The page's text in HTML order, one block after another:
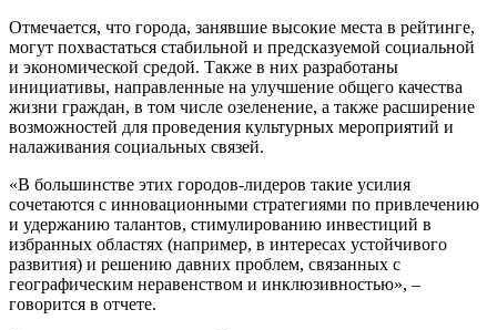
Отмечается, что города, занявшие высокие места в рейтинге,
могут похвастаться стабильной и предсказуемой социальной
и экономической средой. Также в них разработаны
инициативы, направленные на улучшение общего качества
жизни граждан, в том числе озеленение, а также расширение
возможностей для проведения культурных мероприятий и
налаживания социальных связей.
«В большинстве этих городов-лидеров такие усилия
сочетаются с инновационными стратегиями по привлечению
и удержанию талантов, стимулированию инвестиций в
избранных областях (например, в интересах устойчивого
развития) и решению давних проблем, связанных с
географическим неравенством и инклюзивностью», –
говорится в отчете.